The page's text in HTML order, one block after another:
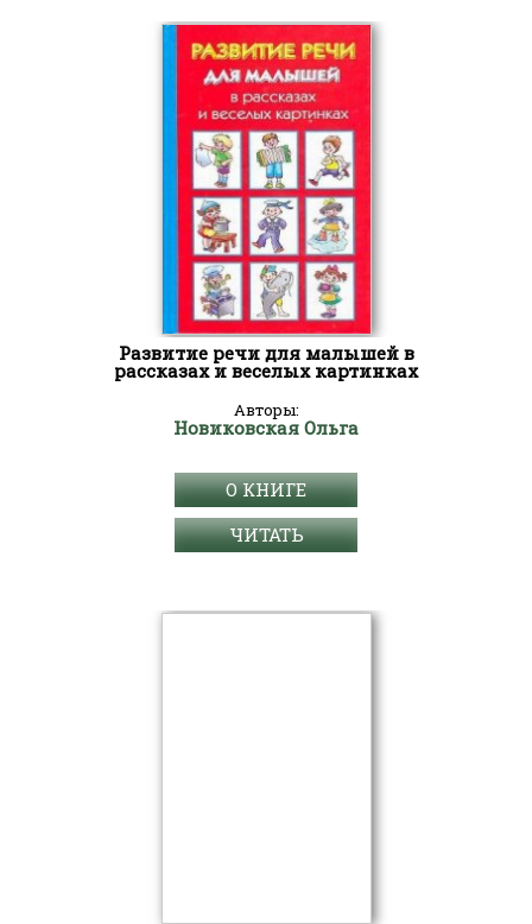
Развитие речи для малышей в
рассказах и веселых картинках
Авторы:
Новиковская Ольга
О КНИГЕ
ЧИТАТЬ